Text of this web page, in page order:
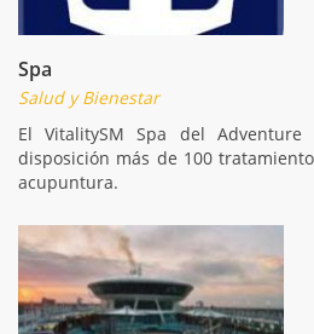
Spa
Salud y Bienestar
El VitalitySM Spa del
disposición más de 100
acupuntura.